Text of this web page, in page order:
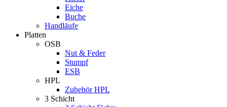
Eiche
Buche
Handläufe
Platten
OSB
Nut & Feder
Stumpf
ESB
HPL
Zubehör HPL
3 Schicht